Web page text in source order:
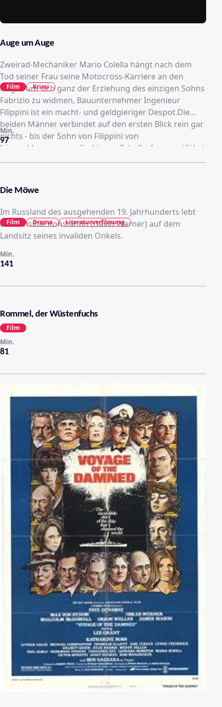
Auge um Auge
Zweirad-Mechaniker Mario Colella hängt nach dem
Tod seiner Frau seine Motocross-Karriere an den
Nagel, um sich ganz der Erziehung des einzigen Sohns
Fabrizio zu widmen, Bauunternehmer Ingenieur
Filippini ist ein macht- und geldgieriger Despot.Die
beiden Männer verbindet auf den ersten Blick rein gar
nichts - bis der Sohn von Filippini von
Lösegelderpressern direkt vom Schulhof weg entführt
wird...
97
Min.
Film Krimi
Die Möwe
Im Russland des ausgehenden 19. Jahrhunderts lebt
der sensible Konstantin (David Warner) auf dem
Landsitz seines invaliden Onkels.
141
Min.
Film Drama Literaturverfilmung
Rommel, der Wüstenfuchs
81
Min.
Film